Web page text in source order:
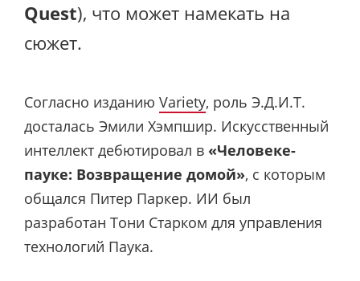
Quest), что может намекать на
сюжет.
Согласно изданию Variety, роль Э.Д.И.Т.
досталась Эмили Хэмпшир. Искусственный
интеллект дебютировал в «Человеке-
пауке: Возвращение домой», с которым
общался Питер Паркер. ИИ был
разработан Тони Старком для управления
технологий Паука.